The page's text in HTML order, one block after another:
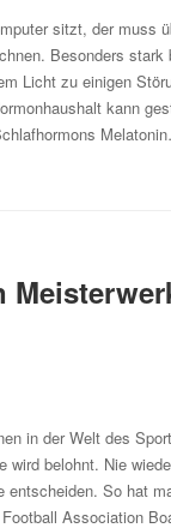
sitzt, der muss
Besonders stark
Licht zu einigen
kann
in der Welt des
wird belohnt. Nie
entscheiden. So hat
Association